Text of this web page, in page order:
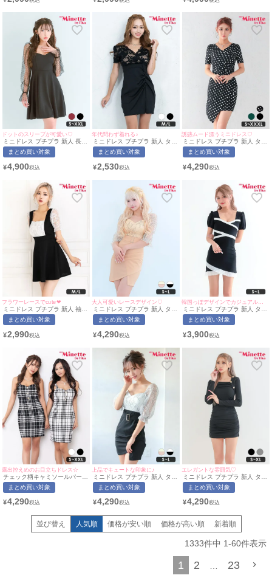
ズ対応) | myMinette/マイミネ
ドットのスリーブが可愛い♡
ミニドレス プチプラ 新人 長袖
袖あり ワンピース フレア シア
ー袖 ドット柄 低身長 黒 キャ
用/S~XXLサイズ着用) |
まとめ買い対象
¥4,900
年代問わず着れる♪
ミニドレス プチプラ 新人 タイ
ト セクシー ラウンジ 半袖 レ
ース 花柄 低身長 谷間 背中魅
黒 キャバドレス (なぎ着
myMinette/マイミネット
まとめ買い対象
¥2,530
誘惑ムード漂うミニドレス♡
ミニドレス プチプラ 新人 タイ
ト ワンピース 半袖 ドット柄
低身長 胸元隠し スナック カシ
(波北かほ着用/S~XXXLサイズ
まとめ買い対象
¥4,290
フラワーレースでcute❤︎
ミニドレス プチプラ 新人 袖あ
り ワンピース 半袖 レース レ
ース袖 花柄 低身長 胸元隠し
ロペット風 白 黒 キャバドレス
まとめ買い対象
¥2,990
大人可愛いレースデザイン♡
ミニドレス プチプラ 新人 タイ
ト 袖あり セクシー シアー袖
低身長 谷間 背中魅せ 同伴 ウ
分袖 アイボリー ベージュ キャ
サイズ対応) | myMinette/マイ
まとめ買い対象
¥4,290
韓国っぽデザインでカジュアルに♡
ミニドレス プチプラ 新人 タイ
ト 半袖 低身長 谷間 パフスリ
ーブ バイカラー 黒 キャバドレ
応) | myMinette/マイミネット
まとめ買い対象
¥3,900
露出控えめのお目立ちドレス☆
チェック柄キャミソールパール
ボタンタイトミニドレス(Sサイ
ズ～XXLサイズ)(ちぴたん れい
[myMinette/マイミネット]
まとめ買い対象
¥4,290
上品でキュートな印象に♪
ミニドレス プチプラ 新人 タイ
ト 袖あり セクシー シアー袖
低身長 谷間 背中魅せ 同伴 ウ
ス (中尾みほ着用/S~Lサイズ対
まとめ買い対象
¥4,290
エレガントな雰囲気♡
ミニドレス プチプラ 新人 タイ
ト 長袖 韓国ドレス ラウンジ
低身長 胸元隠し スクエアネッ
ボレロ風 黒 キャバドレス (あ
myMinette/マイミネット
まとめ買い対象
¥4,290
並び替え 人気順 価格が安い順 価格が高い順 新着順
1333件中 1-60件表示
1 2 … 23